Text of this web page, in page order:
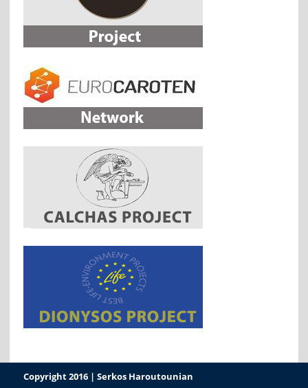
Copyright 2016 | Serkos Haroutounian